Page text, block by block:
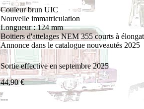
Couleur brun UIC
Nouvelle immatriculation
Longueur : 124 mm
Boitiers d'attelages NEM 355 courts à
Annonce dans le catalogue nouveautés 2025
Sortie effective en septembre 2025
44,90 €
---